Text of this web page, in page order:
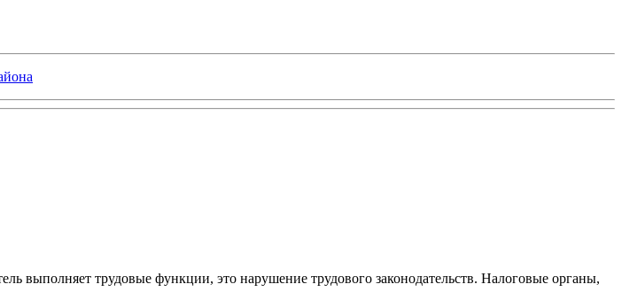
выполняет трудовые функции, это нарушение трудового законодательств. Налоговые органы,